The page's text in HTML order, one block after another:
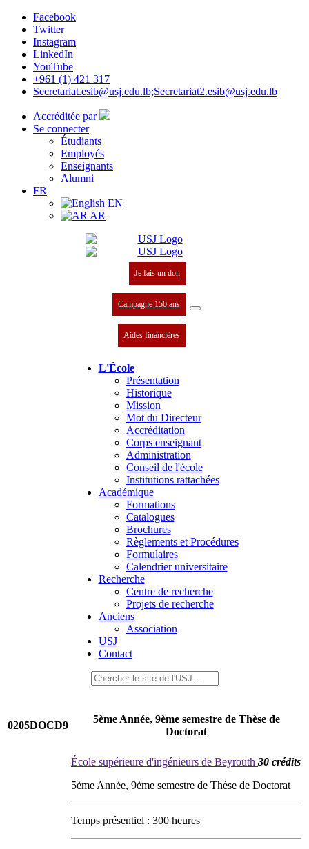
Facebook
Twitter
Instagram
LinkedIn
YouTube
+961 (1) 421 317
Secretariat.esib@usj.edu.lb;Secretariat2.esib@usj.edu.lb
Accréditée par
Se connecter
Étudiants
Employés
Enseignants
Alumni
FR
EN
AR
Je fais un don
Campagne 150 ans
Aides financières
L'École
Présentation
Historique
Mission
Mot du Directeur
Accréditation
Corps enseignant
Administration
Conseil de l'école
Institutions rattachées
Académique
Formations
Catalogues
Brochures
Règlements et Procédures
Formulaires
Calendrier universitaire
Recherche
Centre de recherche
Projets de recherche
Anciens
Association
USJ
Contact
0205DOCD9
5ème Année, 9ème semestre de Thèse de
Doctorat
École supérieure d'ingénieurs de Beyrouth 30 crédits
5ème Année, 9ème semestre de Thèse de Doctorat
Temps présentiel : 300 heures